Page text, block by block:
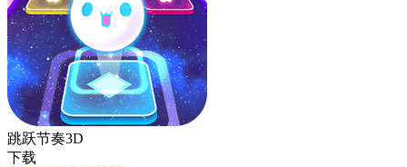
跳跃节奏3D
下载